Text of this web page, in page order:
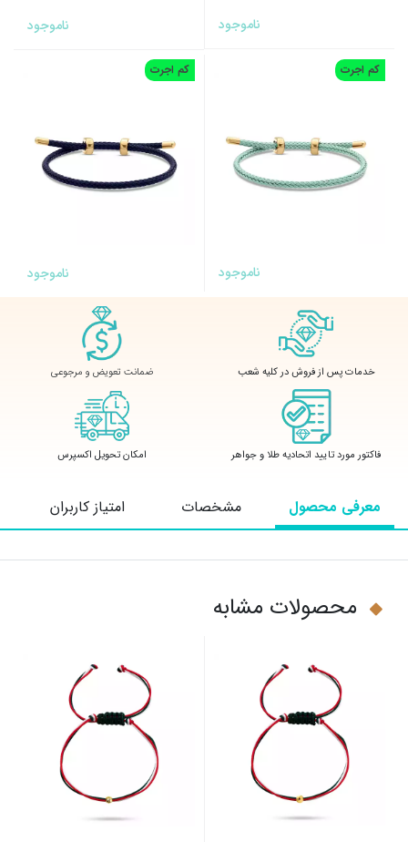
ناموجود ناموجود
کم اجرت
ناموجود
کم اجرت
ناموجود
خدمات پس از فروش در کلیه شعب ضمانت تعویض و مرجوعی
فاکتور مورد تایید اتحادیه طلا و جواهر امکان تحویل اکسپرس
معرفی محصول مشخصات امتیاز کاربران
محصولات مشابه